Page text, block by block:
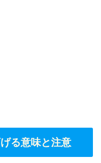
る意味と注意